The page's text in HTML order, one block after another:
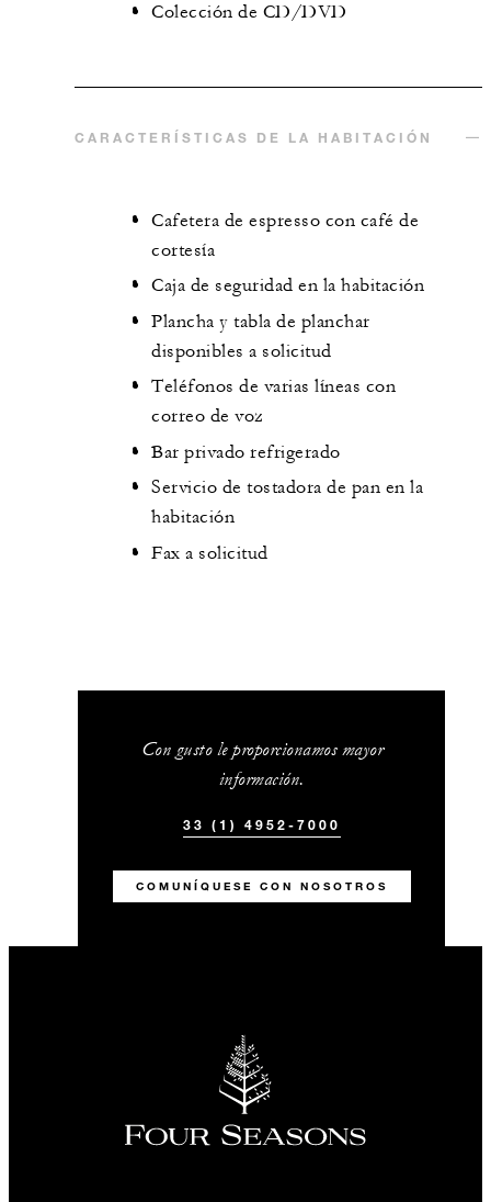
Colección de CD/DVD
CARACTERÍSTICAS DE LA HABITACIÓN
Cafetera de espresso con café de
cortesía
Caja de seguridad en la habitación
Plancha y tabla de planchar
disponibles a solicitud
Teléfonos de varias líneas con
correo de voz
Bar privado refrigerado
Servicio de tostadora de pan en la
habitación
Fax a solicitud
Con gusto le proporcionamos mayor
información.
33 (1) 4952-7000
COMUNÍQUESE CON NOSOTROS